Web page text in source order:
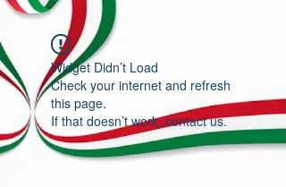
Widget Didn’t Load
Check your internet and refresh
this page.
If that doesn’t work, contact us.